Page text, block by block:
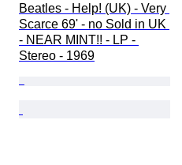
Beatles - Help! (UK) - Very
Scarce 69' - no Sold in UK
- NEAR MINT!! - LP -
Stereo - 1969